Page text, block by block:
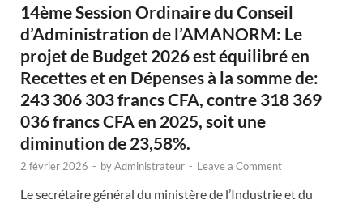
14ème Session Ordinaire du Conseil
d’Administration de l’AMANORM: Le
projet de Budget 2026 est équilibré en
Recettes et en Dépenses à la somme de:
243 306 303 francs CFA, contre 318 369
036 francs CFA en 2025, soit une
diminution de 23,58%.
2 février 2026 - byAdministrateur - Leave a Comment
Le secrétaire général du ministère de l’Industrie et du